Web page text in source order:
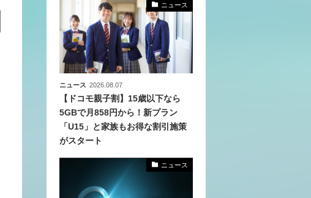
ニュース
ニュース 2026.08.07
【ドコモ親子割】15歳以下なら
5GBで月858円から！新プラン
「U15」と家族もお得な割引施策
がスタート
ニュース